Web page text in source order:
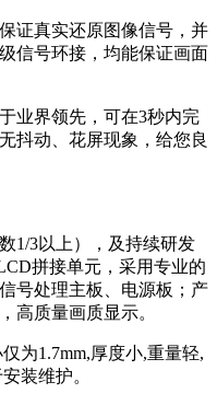
证真实还原图像信号，并
信号环接，均能保证画面
业界领先，可在3秒内完
抖动、花屏现象，给您良
1/3以上），及持续研发
拼接单元，采用专业的
号处理主板、电源板；产
高质量画质显示。
为1.7mm,厚度小,重量轻,
装维护。